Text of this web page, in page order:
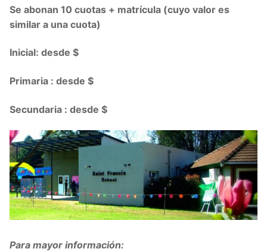
Se abonan 10 cuotas + matrícula (cuyo valor es
similar a una cuota)
Inicial: desde $
Primaria : desde $
Secundaria : desde $
Para mayor información: